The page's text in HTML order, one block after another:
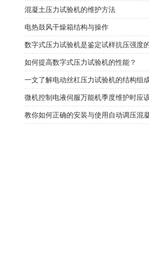
混凝土压力试验机的维护方法
电热鼓风干燥箱结构与操作
数字式压力试验机是鉴定试样抗压强度
如何提高数字式压力试验机的性能？
一文了解电动丝杠压力试验机的结构组